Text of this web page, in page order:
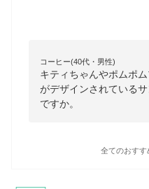
コーヒー(40代・男性)
キティちゃんやポムポ
がデザインされている
ですか。
全てのおすす